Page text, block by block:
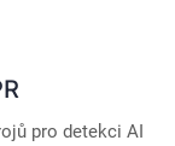
pro detekci AI